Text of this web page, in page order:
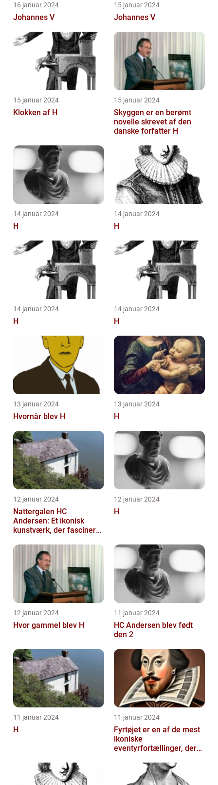
16 januar 2024
Johannes V
15 januar 2024
Johannes V
15 januar 2024
Klokken af H
15 januar 2024
Skyggen er en berømt
novelle skrevet af den
danske forfatter H
14 januar 2024
H
14 januar 2024
H
14 januar 2024
H
14 januar 2024
H
13 januar 2024
Hvornår blev H
13 januar 2024
H
12 januar 2024
Nattergalen HC
Andersen: Et ikonisk
kunstværk, der fascinerer
12 januar 2024
H
12 januar 2024
Hvor gammel blev H
11 januar 2024
HC Andersen blev født
den 2
11 januar 2024
H
11 januar 2024
Fyrtøjet er en af de mest
ikoniske
eventyrfortællinger, der
den danske forf...